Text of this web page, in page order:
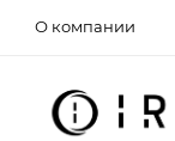
О компании